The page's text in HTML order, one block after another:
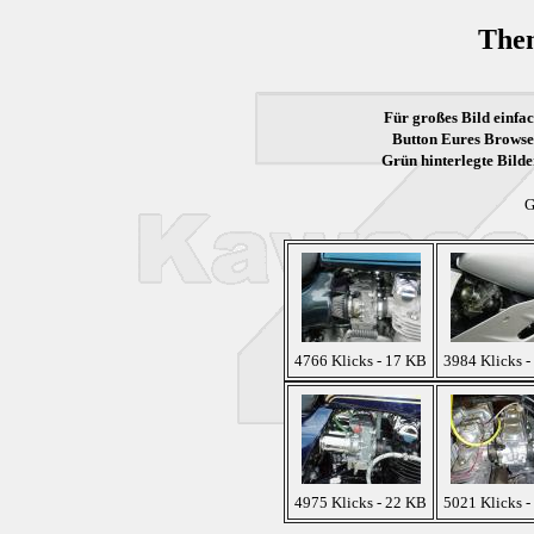
Für großes Bild
Button Eures
Grünhinterlegte
4766 Klicks - 17 KB 3984 Klicks -
4975 Klicks - 22 KB 5021 Klicks -